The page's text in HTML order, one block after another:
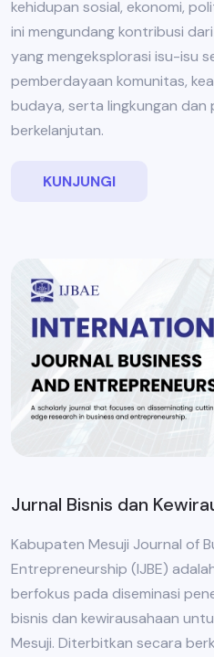
kehidupan sosial, ekonomi,
ini mengundang kontribusi
yang mengeksplorasi isu-isu
pemberdayaan komunitas,
budaya, serta lingkungan dan
berkelanjutan.
KUNJUNGI
Jurnal Bisnis dan
Kabupaten Mesuji Journal of
Entrepreneurship (IJBE)
berfokus pada diseminasi
bisnis dan kewirausahaan
Mesuji. Diterbitkan secara